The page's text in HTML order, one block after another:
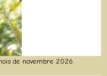
de novembre 2026.